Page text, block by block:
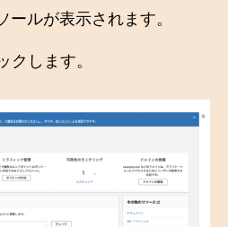
ールが表示されます。
クします。